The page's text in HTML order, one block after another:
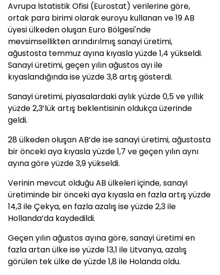
Avrupa İstatistik Ofisi (Eurostat) verilerine göre,
ortak para birimi olarak euroyu kullanan ve 19 AB
üyesi ülkeden oluşan Euro Bölgesi'nde
mevsimsellikten arındırılmış sanayi üretimi,
ağustosta temmuz ayına kıyasla yüzde 1,4 yükseldi.
Sanayi üretimi, geçen yılın ağustos ayı ile
kıyaslandığında ise yüzde 3,8 artış gösterdi.
Sanayi üretimi, piyasalardaki aylık yüzde 0,5 ve yıllık
yüzde 2,3’lük artış beklentisinin oldukça üzerinde
geldi.
28 ülkeden oluşan AB’de ise sanayi üretimi, ağustosta
bir önceki aya kıyasla yüzde 1,7 ve geçen yılın aynı
ayına göre yüzde 3,9 yükseldi.
Verinin mevcut olduğu AB ülkeleri içinde, sanayi
üretiminde bir önceki aya kıyasla en fazla artış yüzde
14,3 ile Çekya, en fazla azalış ise yüzde 2,3 ile
Hollanda’da kaydedildi.
Geçen yılın ağustos ayına göre, sanayi üretimi en
fazla artan ülke ise yüzde 13,1 ile Litvanya, azalış
görülen tek ülke de yüzde 1,8 ile Holanda oldu.